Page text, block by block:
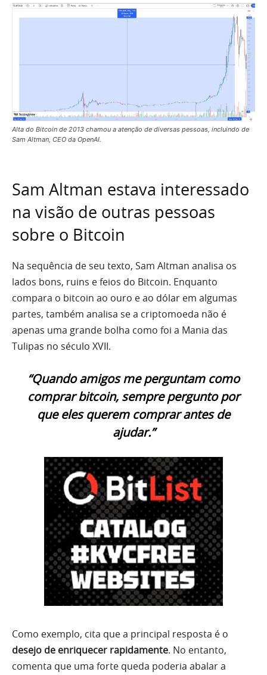
Alta do Bitcoin de 2013 chamou a atenção de diversas pessoas, incluindo de
Sam Altman, CEO da OpenAI.
Sam Altman estava interessado
na visão de outras pessoas
sobre o Bitcoin
Na sequência de seu texto, Sam Altman analisa os
lados bons, ruins e feios do Bitcoin. Enquanto
compara o bitcoin ao ouro e ao dólar em algumas
partes, também analisa se a criptomoeda não é
apenas uma grande bolha como foi a Mania das
Tulipas no século XVII.
“Quando amigos me perguntam como
comprar bitcoin, sempre pergunto por
que eles querem comprar antes de
ajudar.”
Como exemplo, cita que a principal resposta é o
desejo de enriquecer rapidamente. No entanto,
comenta que uma forte queda poderia abalar a